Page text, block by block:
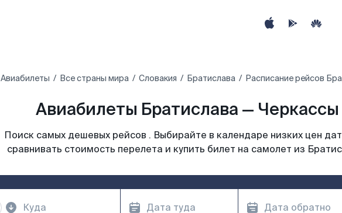
Авиабилеты Все страны мира Словакия Братислава Расписание рейсов
Авиабилеты Братислава — Черкассы
Поиск самых дешевых рейсов . Выбирайте в календаре низких цен
сравнивать стоимость перелета и купить билет на самолет из